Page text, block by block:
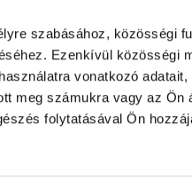
szabásához, közösségi
Ezenkívül közösségi
vonatkozó
meg számukra vagy az Ön
folytatásával Ön
TERMS AND CONDITIONS